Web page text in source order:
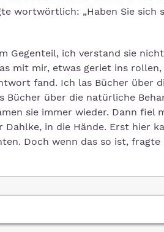
wortwörtlich: „Haben Sie sich
Gegenteil, ich verstand sie
mit mir, etwas geriet ins
fand. Ich las Bücher über
Bücher über die natürliche
sie immer wieder. Dann fiel
in die Hände. Erst hier
Doch wenn das so ist,